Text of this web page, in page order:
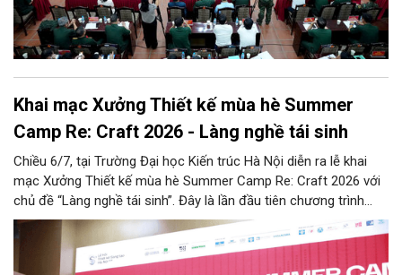
Khai mạc Xưởng Thiết kế mùa hè Summer
Camp Re: Craft 2026 - Làng nghề tái sinh
Chiều 6/7, tại Trường Đại học Kiến trúc Hà Nội diễn ra lễ khai
mạc Xưởng Thiết kế mùa hè Summer Camp Re: Craft 2026 với
chủ đề “Làng nghề tái sinh”. Đây là lần đầu tiên chương trình
được tổ chức tại khu vực phía Bắc, tiếp nối thành công của bốn
mùa tổ chức trước đó (2022 - 2025) tại khu vực phía Nam.